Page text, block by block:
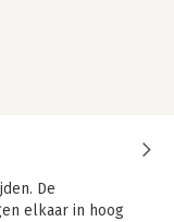
De
elkaar in hoog